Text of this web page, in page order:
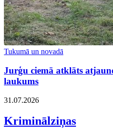
Tukumā un novadā
Jurģu ciemā atklāts
laukums
31.07.2026
Kriminālziņas